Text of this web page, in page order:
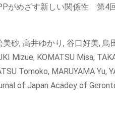
がめざす新しい関係性 第
砂, 高井ゆかり, 谷口好美,
Mizue, KOMATSU Misa,
Tomoko, MARUYAMA
of Japan Acadey of